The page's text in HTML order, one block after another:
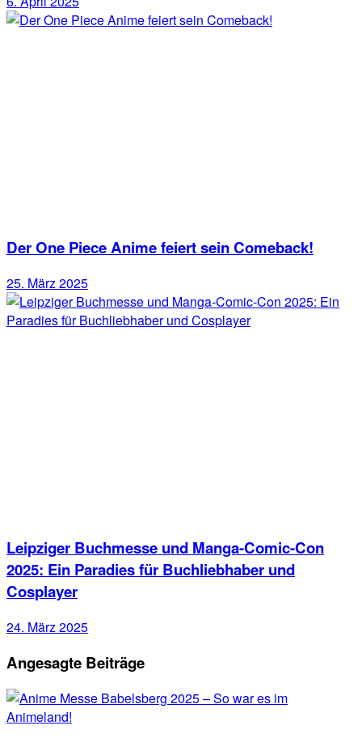
Der One Piece Anime feiert sein Comeback!
25. März 2025
Leipziger Buchmesse und Manga-Comic-Con
2025: Ein Paradies für Buchliebhaber und
Cosplayer
24. März 2025
Angesagte Beiträge